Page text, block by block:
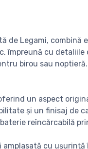
de Legami, combină
împreună cu detaliile
birou sau noptieră.
un aspect
și un finisaj de
reîncărcabilă
cu ușurință